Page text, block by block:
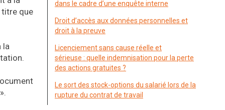
titre que
la
dans le cadre d’une enquête interne
Droit d’accès aux données personnelles et
droit à la preuve
Licenciement sans cause réelle et
sérieuse : quelle indemnisation pour la perte
des actions gratuites ?
Le sort des stock-options du salarié lors de la
rupture du contrat de travail